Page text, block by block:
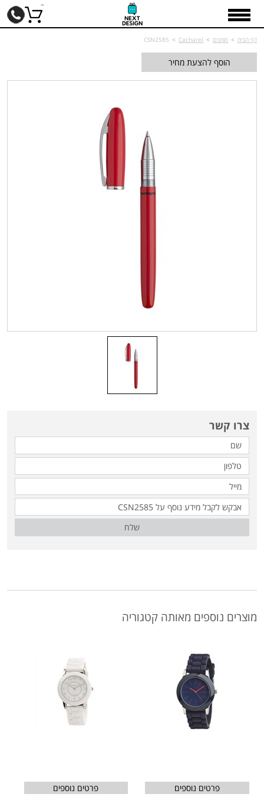
דף הבית > מותגים >
Cacharel
>
CSN2585
הוסף להצעת מחיר
צרו קשר
שלח
מוצרים נוספים מאותה קטגוריה
פרטים נוספים
פרטים נוספים